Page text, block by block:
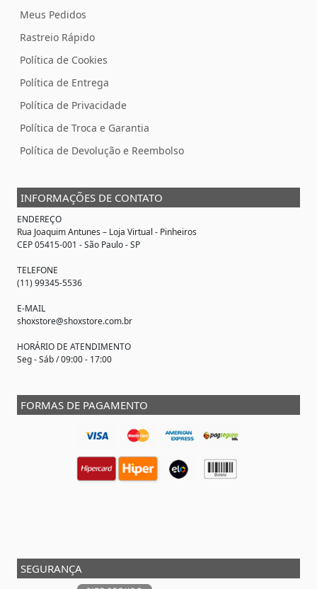
Meus Pedidos
Rastreio Rápido
Política de Cookies
Política de Entrega
Política de Privacidade
Política de Troca e Garantia
Política de Devolução e Reembolso
INFORMAÇÕES DE CONTATO
ENDEREÇO
Rua Joaquim Antunes – Loja Virtual - Pinheiros
CEP 05415-001 - São Paulo - SP
TELEFONE
(11) 99345-5536
E-MAIL
shoxstore@shoxstore.com.br
HORÁRIO DE ATENDIMENTO
Seg - Sáb / 09:00 - 17:00
FORMAS DE PAGAMENTO
SEGURANÇA